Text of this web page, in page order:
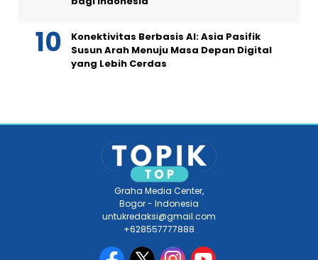
Konektivitas Berbasis AI: Asia Pasifik
Susun Arah Menuju Masa Depan Digital
yang Lebih Cerdas
Graha Media Center,
Bogor - Indonesia
untukredaksi@gmail.com
+628557777888